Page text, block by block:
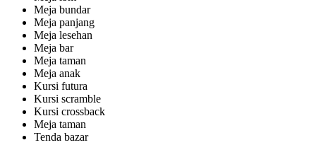
Meja bundar
Meja panjang
Meja lesehan
Meja bar
Meja taman
Meja anak
Kursi futura
Kursi scramble
Kursi crossback
Meja taman
Tenda bazar